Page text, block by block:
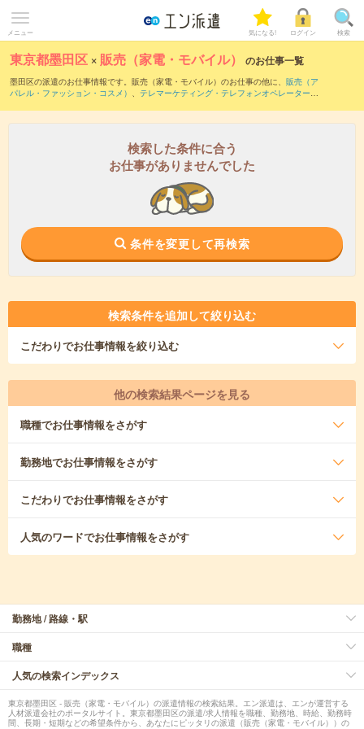
メニュー 気になる! ログイン 検索
東京都墨田区 × 販売（家電・モバイル） のお仕事一覧
墨田区の派遣のお仕事情報です。販売（家電・モバイル）のお仕事の他に、 販売（ア
パレル・ファッション・コスメ） 、 テレマーケティング・テレフォンオペレーター・
だけます。職種辞典：販売（家電・モバイル）のお仕事とは？とは？
検索した条件に合う
お仕事がありませんでした
条件を変更して再検索
検索条件を追加して絞り込む
こだわりでお仕事情報を絞り込む
他の検索結果ページを見る
職種でお仕事情報をさがす
勤務地でお仕事情報をさがす
こだわりでお仕事情報をさがす
人気のワードでお仕事情報をさがす
勤務地 / 路線・駅
職種
人気の検索インデックス
東京都墨田区 - 販売（家電・モバイル）の派遣情報の検索結果。エン派遣は、エンが運営する
人材派遣会社のポータルサイト。東京都墨田区の派遣/求人情報を職種、勤務地、時給、勤務時
間、長期・短期などの希望条件から、あなたにピッタリの派遣（販売（家電・モバイル））の